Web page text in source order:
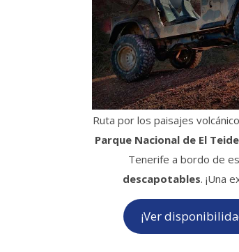
Ruta por los paisajes
Parque Nacional de El Teide
Tenerife a bordo de
descapotables. ¡Una
¡Ver